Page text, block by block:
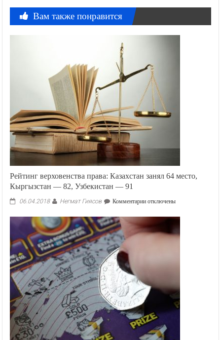
Вам также понравится
Рейтинг верховенства права: Казахстан занял 64 место,
Кыргызстан — 82, Узбекистан — 91
06.04.2018 Негмат Гиясов Комментариик
Рейтинг
верховенства
права:
Кыргызстан
—
82,
Узбекистан
—
91
отключены